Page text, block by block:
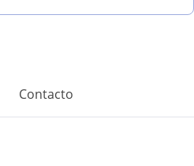
Contacto